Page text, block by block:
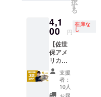
告」に
てお知
らせし
ます。
数週間
にわた
り、月
曜日か
ら金曜
す。
ピック
アップ
予定期
間：
2022年
11月下
旬～
（ピッ
クアッ
ココア
個）・
八女抹
茶ホワ
イト
チョコ
（2個）
クール
宅急便
（冷凍
タイ
す
る
4,1
00 円
在庫な
し
【佐世
保アメ
リカン
ベーグ
ル】10
個 プ
レーン
支援
者：
10人